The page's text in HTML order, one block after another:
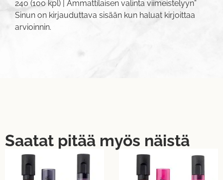
240 (100 kpl) | Ammattilaisen valinta viimeistelyyn”
Sinun on kirjauduttava sisään kun haluat kirjoittaa
arvioinnin.
Saatat pitää myös näistä